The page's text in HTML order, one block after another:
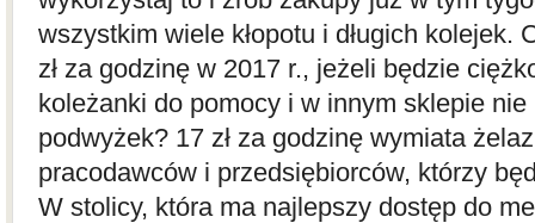
wszystkim wiele kłopotu i długich kolejek.
zł za godzinę w 2017 r., jeżeli będzie
koleżanki do pomocy i w innym sklepie
podwyżek? 17 zł za godzinę wymiata
pracodawców i przedsiębiorców, którzy
W stolicy, która ma najlepszy dostęp do